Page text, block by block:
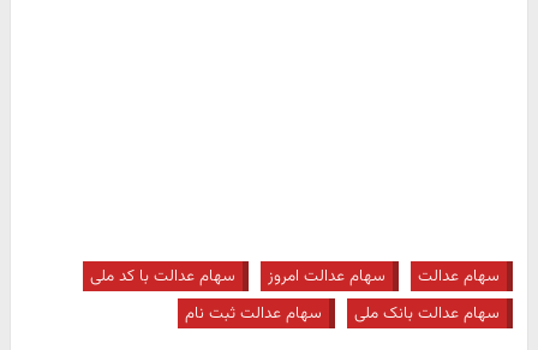
سهام عدالت سهام عدالت امروز
سهام عدالت با کد ملی
سهام عدالت بانک ملی
سهام عدالت ثبت نام